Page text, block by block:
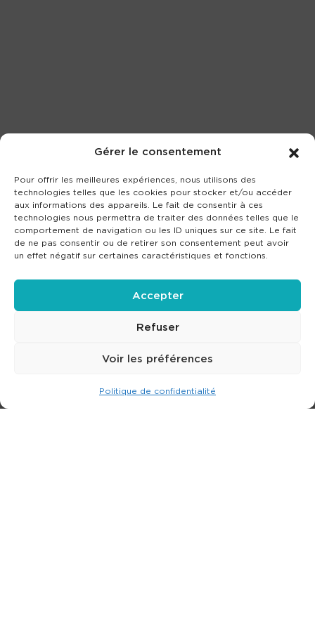
Gérer le consentement
Pour offrir les meilleures expériences, nous utilisons des
technologies telles que les cookies pour stocker et/ou accéder
aux informations des appareils. Le fait de consentir à ces
technologies nous permettra de traiter des données telles que le
comportement de navigation ou les ID uniques sur ce site. Le fait
de ne pas consentir ou de retirer son consentement peut avoir
un effet négatif sur certaines caractéristiques et fonctions.
Accepter
Refuser
Voir les préférences
Politique de confidentialité